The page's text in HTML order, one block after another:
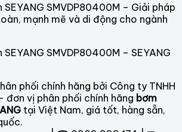
SEYANG SMVDP80400M – Giải pháp
mạnh mẽ và di động cho ngành
SMVDP80400M – SEYANG
phối chính hãng bởi Công ty TNHH
đơn vị phân phối chính hãng bơm
tại Việt Nam, giá tốt, hàng sẵn,